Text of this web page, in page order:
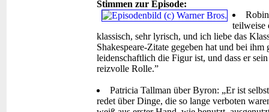
Stimmen zur Episode:
teilweise
klassisch, sehr lyrisch, und ich liebe das
Shakespeare-Zitate gegeben hat und bei
leidenschaftlich die Figur ist, und dass er
reizvolle Rolle.”
Patricia Tallman über Byron: „Er ist
redet über Dinge, die so lange verboten